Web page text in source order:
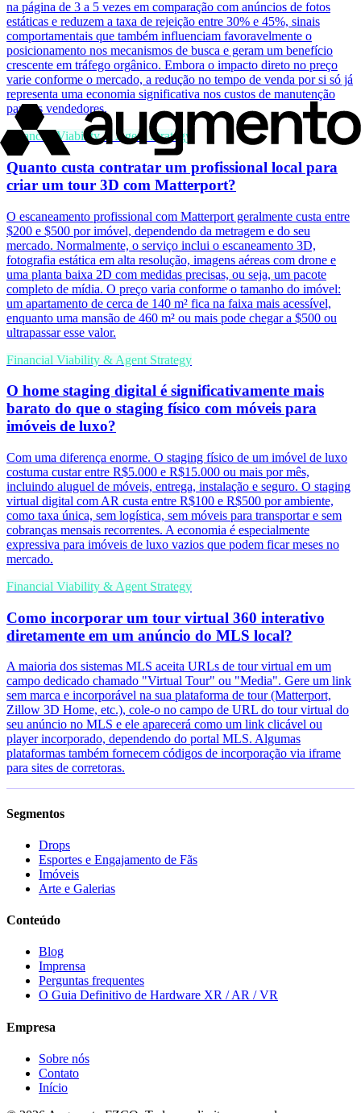
na página de 3 a 5 vezes em comparação com anúncios de fotos
estáticas e reduzem a taxa de rejeição entre 30% e 45%, sinais
comportamentais que também influenciam favoravelmente o
posicionamento nos mecanismos de busca e geram um benefício
crescente em tráfego orgânico. Embora o impacto direto no preço
varie conforme o mercado, a redução no tempo de venda por si só já
representa uma economia significativa nos custos de manutenção
para os vendedores.
Financial Viability & Agent Strategy
Quanto custa contratar um profissional local para
criar um tour 3D com Matterport?
O escaneamento profissional com Matterport geralmente custa entre
$200 e $500 por imóvel, dependendo da metragem e do seu
mercado. Normalmente, o serviço inclui o escaneamento 3D,
fotografia estática em alta resolução, imagens aéreas com drone e
uma planta baixa 2D com medidas precisas, ou seja, um pacote
completo de mídia. O preço varia conforme o tamanho do imóvel:
um apartamento de cerca de 140 m² fica na faixa mais acessível,
enquanto uma mansão de 460 m² ou mais pode chegar a $500 ou
ultrapassar esse valor.
Financial Viability & Agent Strategy
O home staging digital é significativamente mais
barato do que o staging físico com móveis para
imóveis de luxo?
Com uma diferença enorme. O staging físico de um imóvel de luxo
costuma custar entre R$5.000 e R$15.000 ou mais por mês,
incluindo aluguel de móveis, entrega, instalação e seguro. O staging
virtual digital com AR custa entre R$100 e R$500 por ambiente,
como taxa única, sem logística, sem móveis para transportar e sem
cobranças mensais recorrentes. A economia é especialmente
expressiva para imóveis de luxo vazios que podem ficar meses no
mercado.
Financial Viability & Agent Strategy
Como incorporar um tour virtual 360 interativo
diretamente em um anúncio do MLS local?
A maioria dos sistemas MLS aceita URLs de tour virtual em um
campo dedicado chamado "Virtual Tour" ou "Media". Gere um link
sem marca e incorporável na sua plataforma de tour (Matterport,
Zillow 3D Home, etc.), cole-o no campo de URL do tour virtual do
seu anúncio no MLS e ele aparecerá como um link clicável ou
player incorporado, dependendo do portal MLS. Algumas
plataformas também fornecem códigos de incorporação via iframe
para sites de corretoras.
Segmentos
Drops
Esportes e Engajamento de Fãs
Imóveis
Arte e Galerias
Conteúdo
Blog
Imprensa
Perguntas frequentes
O Guia Definitivo de Hardware XR / AR / VR
Empresa
Sobre nós
Contato
Início